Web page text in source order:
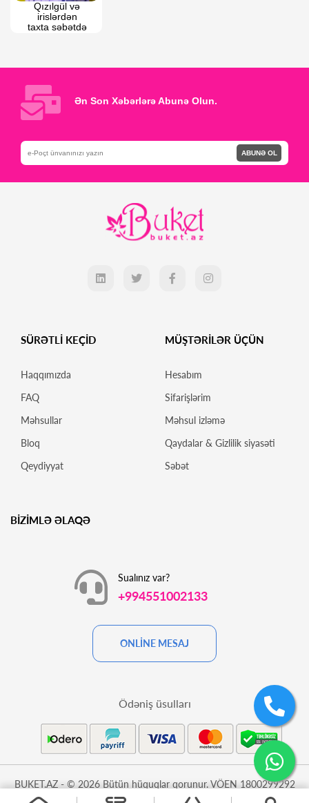
Qızılgül və
irislərdən
taxta səbətdə
Ən Son Xəbərlərə Abunə Olun.
ABUNƏ OL
SÜRƏTLİ KEÇİD
Haqqımızda
FAQ
Məhsullar
Bloq
Qeydiyyat
MÜŞTƏRİLƏR ÜÇÜN
Hesabım
Sifarişlərim
Məhsul izləmə
Qaydalar & Gizlilik siyasəti
Səbət
BİZİMLƏ ƏLAQƏ
Sualınız var?
+994551002133
ONLİNE MESAJ
BUKET.AZ - © 2026 Bütün hüquqlar qorunur. VÖEN 1800299292
Ödəniş üsulları